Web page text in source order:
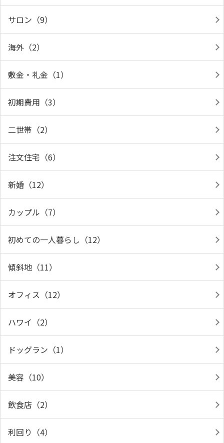
サロン（9）
海外（2）
敷金・礼金（1）
初期費用（3）
二世帯（2）
注文住宅（6）
新婚（12）
カップル（7）
初めての一人暮らし（12）
傾斜地（11）
オフィス（12）
ハワイ（2）
ドッグラン（1）
美容（10）
飲食店（2）
利回り（4）